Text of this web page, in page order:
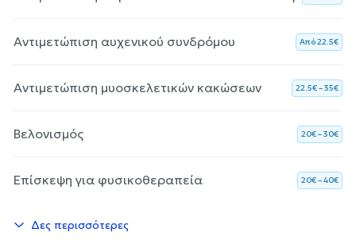
Αντιμετώπιση αυχενικού συνδρόμου Aπό 22.5€
Αντιμετώπιση μυοσκελετικών κακώσεων 22.5€ – 35€
Βελονισμός 20€ – 30€
Επίσκεψη για φυσικοθεραπεία 20€ – 40€
Δες περισσότερες